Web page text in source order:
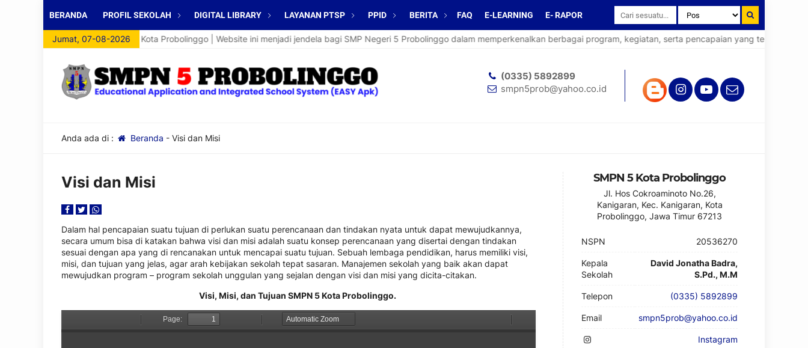
BERANDA PROFIL SEKOLAH DIGITAL LIBRARY LAYANAN PTSP PPID BERITA FAQ E-LEARNING E- RAPOR
Jumat, 07-08-2026
di Website SMP Negeri 5 Kota Probolinggo | Website ini menjadi jendela bagi SMP Negeri 5 Probolinggo dalam memperkenalkan berbagai program, kegiatan, serta pencapaian yang telah diraih
(0335) 5892899
smpn5prob@yahoo.co.id
Anda ada di : Beranda - Visi dan Misi
Visi dan Misi
Dalam hal pencapaian suatu tujuan di perlukan suatu perencanaan dan tindakan nyata untuk dapat mewujudkannya,
secara umum bisa di katakan bahwa visi dan misi adalah suatu konsep perencanaan yang disertai dengan tindakan
sesuai dengan apa yang di rencanakan untuk mencapai suatu tujuan. Sebuah lembaga pendidikan, harus memiliki visi,
misi, dan tujuan yang jelas, agar arah kebijakan sekolah tepat sasaran. Manajemen sekolah yang baik akan dapat
mewujudkan program – program sekolah unggulan yang sejalan dengan visi dan misi yang dicita-citakan.
Visi, Misi, dan Tujuan SMPN 5 Kota Probolinggo.
SMPN 5 Kota Probolinggo
Jl. Hos Cokroaminoto No.26,
Kanigaran, Kec. Kanigaran, Kota
Probolinggo, Jawa Timur 67213
NSPN 20536270
Kepala
Sekolah
David Jonatha Badra,
S.Pd., M.M
Telepon (0335) 5892899
Email smpn5prob@yahoo.co.id
Instagram